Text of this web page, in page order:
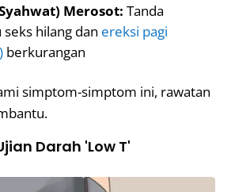
Merosot: Tanda
hilang dan ereksi pagi
berkurangan
simptom-simptom ini, rawatan
Darah 'Low T'